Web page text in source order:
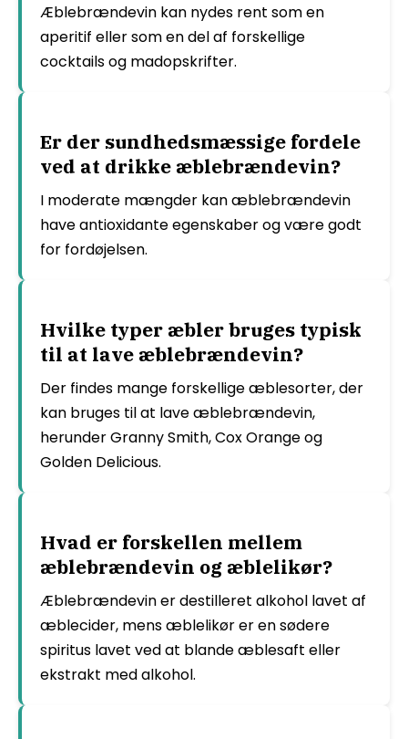
Æblebrændevin kan nydes rent som en
aperitif eller som en del af forskellige
cocktails og madopskrifter.
Er der sundhedsmæssige fordele
ved at drikke æblebrændevin?
I moderate mængder kan æblebrændevin
have antioxidante egenskaber og være godt
for fordøjelsen.
Hvilke typer æbler bruges typisk
til at lave æblebrændevin?
Der findes mange forskellige æblesorter, der
kan bruges til at lave æblebrændevin,
herunder Granny Smith, Cox Orange og
Golden Delicious.
Hvad er forskellen mellem
æblebrændevin og æblelikør?
Æblebrændevin er destilleret alkohol lavet af
æblecider, mens æblelikør er en sødere
spiritus lavet ved at blande æblesaft eller
ekstrakt med alkohol.